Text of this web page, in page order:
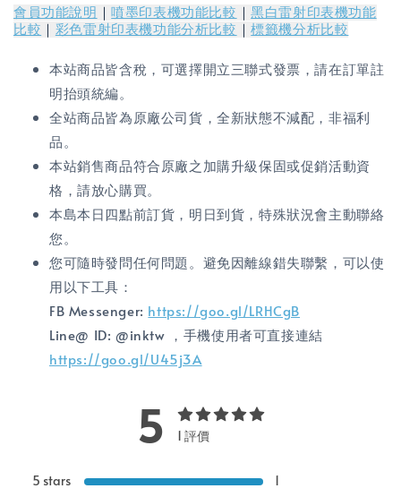
會員功能說明 ｜噴墨印表機功能比較 ｜黑白雷射印表機功能
比較
彩色雷射印表機功能分析比較 ｜標籤機分析比較
本站商品皆含稅，可選擇開立三聯式發票，請在訂單註
明抬頭統編。
全站商品皆為原廠公司貨，全新狀態不減配，非福利
品。
本站銷售商品符合原廠之加購升級保固或促銷活動資
格，請放心購買。
本島本日四點前訂貨，明日到貨，特殊狀況會主動聯絡
您。
您可隨時發問任何問題。避免因離線錯失聯繫，可以使
用以下工具：
FB Messenger: https://goo.gl/LRHCgB
Line@ ID: @inktw ，手機使用者可直接連結
https://goo.gl/U45j3A
5 1 評價
5 stars
1